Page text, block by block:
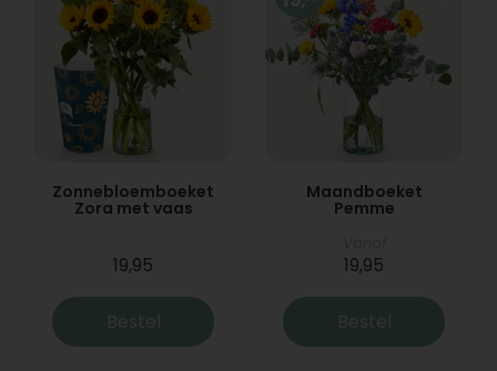
Zonnebloemboeket
Zora met vaas
19,95
Bestel
Maandboeket
Pemme
19,95
Bestel